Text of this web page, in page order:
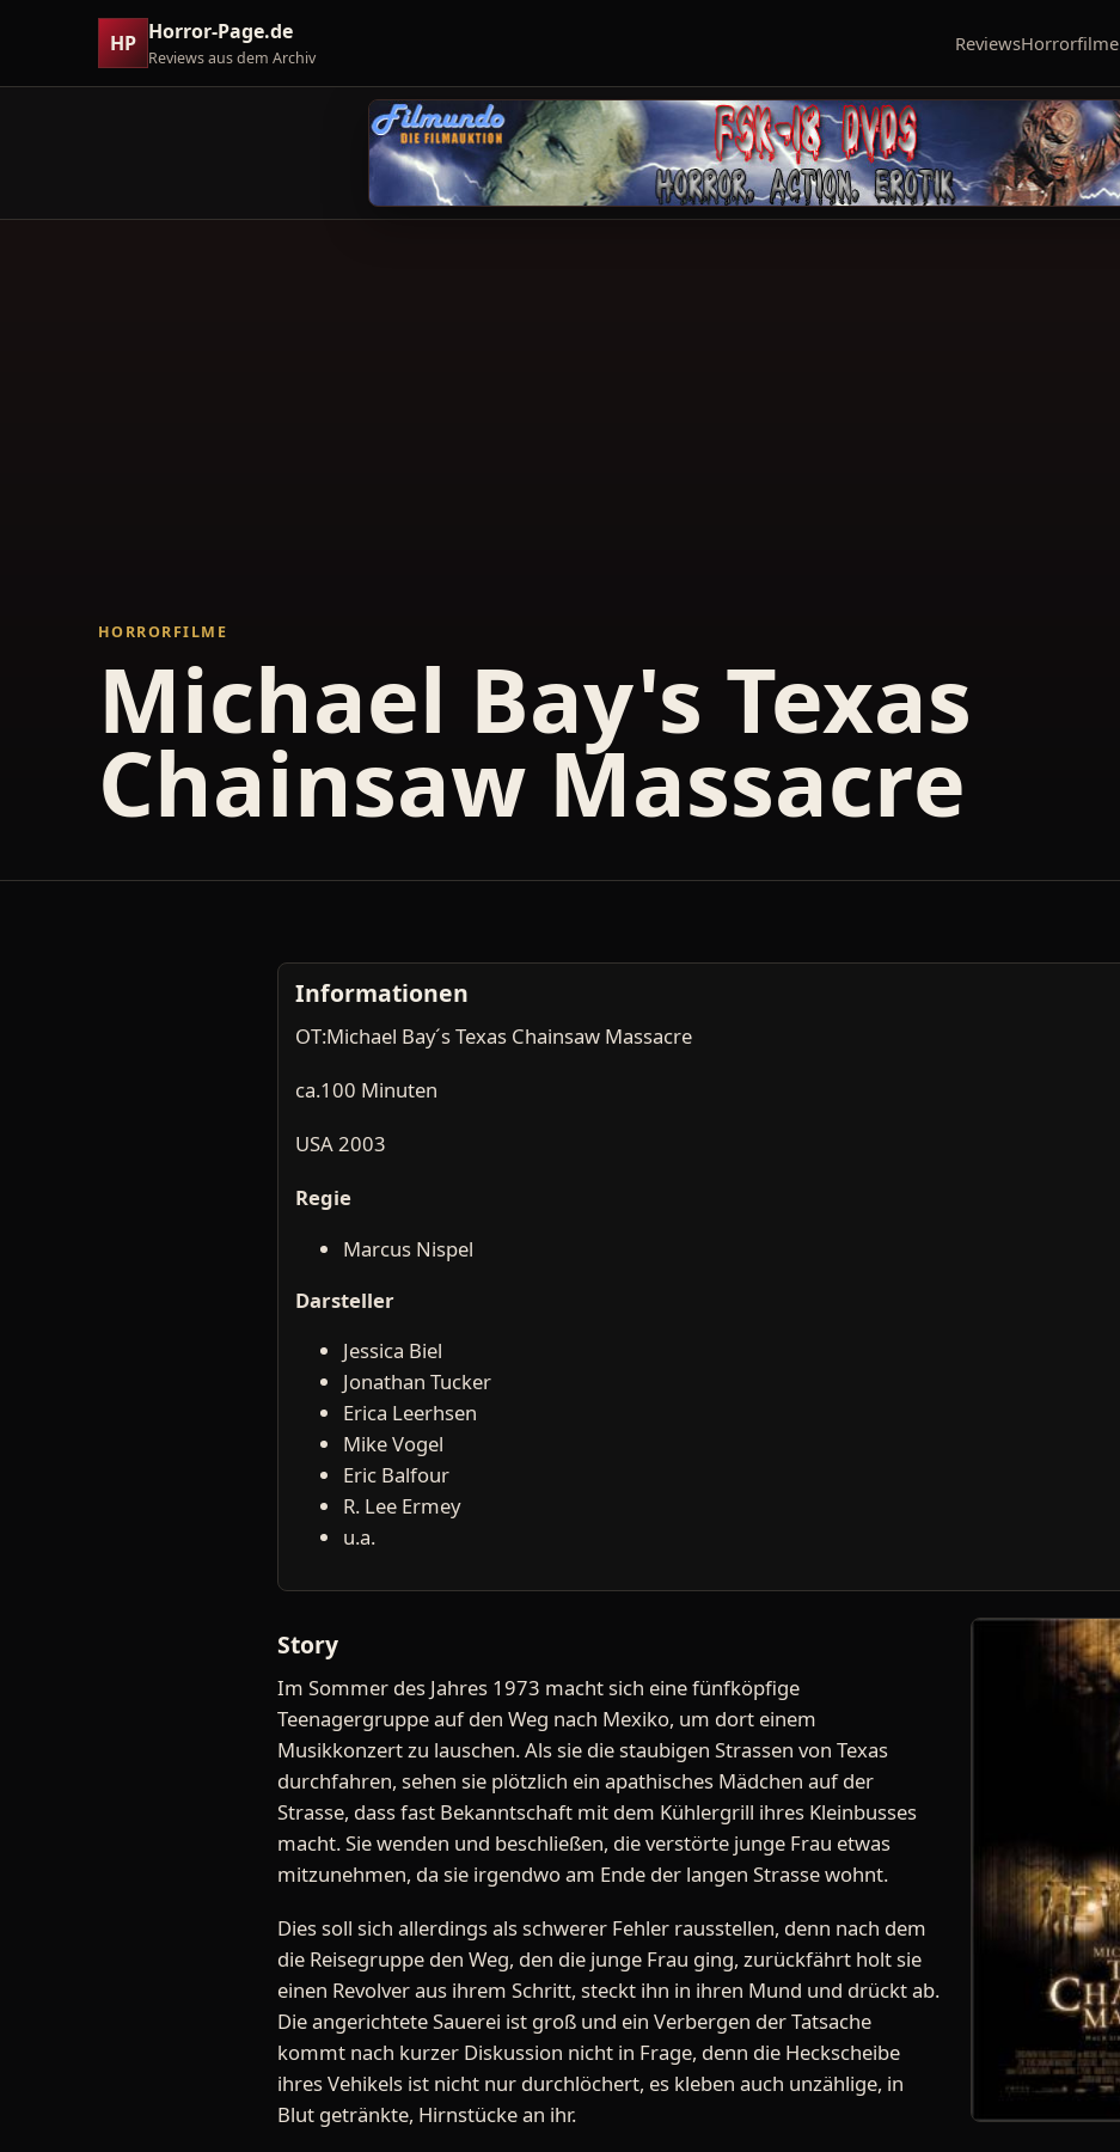
HP Horror-Page.de
Reviews aus dem Archiv
ReviewsHorrorfilme
HORRORFILME
Michael Bay's Texas
Chainsaw Massacre
Informationen
OT:Michael Bay´s Texas Chainsaw Massacre
ca.100 Minuten
USA 2003
Regie
Marcus Nispel
Darsteller
Jessica Biel
Jonathan Tucker
Erica Leerhsen
Mike Vogel
Eric Balfour
R. Lee Ermey
u.a.
Story
Im Sommer des Jahres 1973 macht sich eine fünfköpfige
Teenagergruppe auf den Weg nach Mexiko, um dort einem
Musikkonzert zu lauschen. Als sie die staubigen Strassen von Texas
durchfahren, sehen sie plötzlich ein apathisches Mädchen auf der
Strasse, dass fast Bekanntschaft mit dem Kühlergrill ihres Kleinbusses
macht. Sie wenden und beschließen, die verstörte junge Frau etwas
mitzunehmen, da sie irgendwo am Ende der langen Strasse wohnt.
Dies soll sich allerdings als schwerer Fehler rausstellen, denn nach dem
die Reisegruppe den Weg, den die junge Frau ging, zurückfährt holt sie
einen Revolver aus ihrem Schritt, steckt ihn in ihren Mund und drückt ab.
Die angerichtete Sauerei ist groß und ein Verbergen der Tatsache
kommt nach kurzer Diskussion nicht in Frage, denn die Heckscheibe
ihres Vehikels ist nicht nur durchlöchert, es kleben auch unzählige, in
Blut getränkte, Hirnstücke an ihr.